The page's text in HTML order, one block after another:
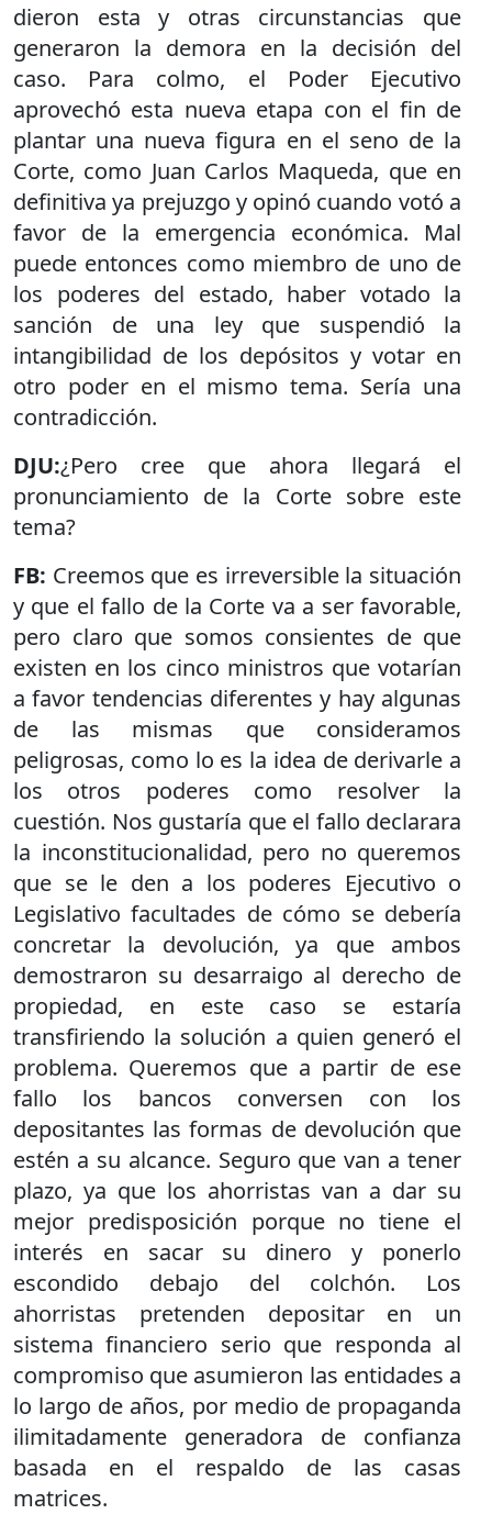
dieron esta y otras circunstancias que
generaron la demora en la decisión del
caso. Para colmo, el Poder Ejecutivo
aprovechó esta nueva etapa con el fin de
plantar una nueva figura en el seno de la
Corte, como Juan Carlos Maqueda, que en
definitiva ya prejuzgo y opinó cuando votó a
favor de la emergencia económica. Mal
puede entonces como miembro de uno de
los poderes del estado, haber votado la
sanción de una ley que suspendió la
intangibilidad de los depósitos y votar en
otro poder en el mismo tema. Sería una
contradicción.
DJU:¿Pero cree que ahora llegará el
pronunciamiento de la Corte sobre este
tema?
FB: Creemos que es irreversible la situación
y que el fallo de la Corte va a ser favorable,
pero claro que somos consientes de que
existen en los cinco ministros que votarían
a favor tendencias diferentes y hay algunas
de las mismas que consideramos
peligrosas, como lo es la idea de derivarle a
los otros poderes como resolver la
cuestión. Nos gustaría que el fallo declarara
la inconstitucionalidad, pero no queremos
que se le den a los poderes Ejecutivo o
Legislativo facultades de cómo se debería
concretar la devolución, ya que ambos
demostraron su desarraigo al derecho de
propiedad, en este caso se estaría
transfiriendo la solución a quien generó el
problema. Queremos que a partir de ese
fallo los bancos conversen con los
depositantes las formas de devolución que
estén a su alcance. Seguro que van a tener
plazo, ya que los ahorristas van a dar su
mejor predisposición porque no tiene el
interés en sacar su dinero y ponerlo
escondido debajo del colchón. Los
ahorristas pretenden depositar en un
sistema financiero serio que responda al
compromiso que asumieron las entidades a
lo largo de años, por medio de propaganda
ilimitadamente generadora de confianza
basada en el respaldo de las casas
matrices.